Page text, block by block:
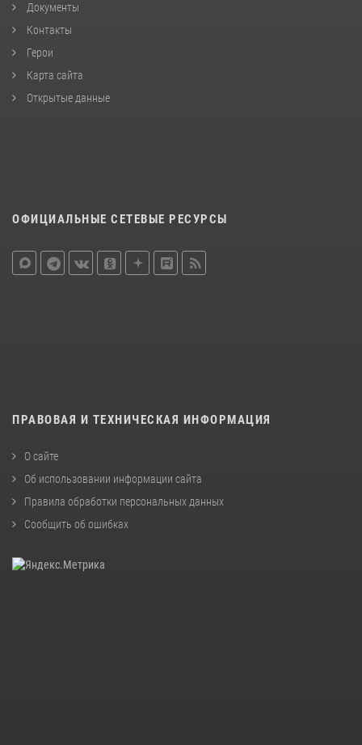
Документы
Контакты
Герои
Карта сайта
Открытые данные
ОФИЦИАЛЬНЫЕ СЕТЕВЫЕ РЕСУРСЫ
ПРАВОВАЯ И ТЕХНИЧЕСКАЯ ИНФОРМАЦИЯ
О сайте
Об использовании информации сайта
Правила обработки персональных данных
Сообщить об ошибках